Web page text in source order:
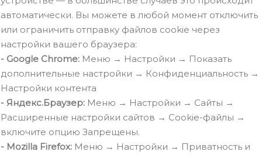
автоматически. Вы можете в любой момент отключить
или ограничить отправку файлов cookie через
настройки вашего браузера:
- Google Chrome: Меню → Настройки → Показать
дополнительные настройки → Конфиденциальность →
Настройки контента
- Яндекс.Браузер: Меню → Настройки → Сайты →
Расширенные настройки сайтов → Сookie-файлы →
включите опцию Запрещены.
- Mozilla Firefox: Меню → Настройки → Приватность и